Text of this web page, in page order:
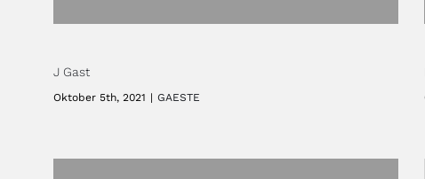
J Gast
Oktober 5th, 2021 | GAESTE